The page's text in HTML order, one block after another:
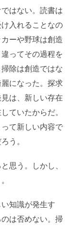
はない。読書は
入れることなの
ーや野球は創造
ってその過程を
除は創造ではな
になった。探求
は、新しい存在
ていたからだ。
て新しい内容で
う。
思う。しかし、
知識が発生す
は否めない。掃